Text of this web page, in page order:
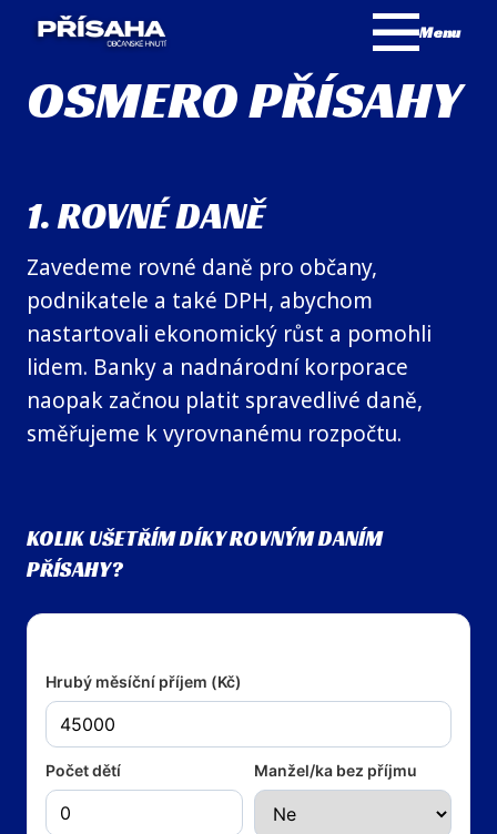
Menu
OSMERO PŘÍSAHY
1. ROVNÉ DANĚ
Zavedeme rovné daně pro občany,
podnikatele a také DPH, abychom
nastartovali ekonomický růst a pomohli
lidem. Banky a nadnárodní korporace
naopak začnou platit spravedlivé daně,
směřujeme k vyrovnanému rozpočtu.
KOLIK UŠETŘÍM DÍKY ROVNÝM DANÍM
PŘÍSAHY?
Hrubý měsíční příjem (Kč)
Počet dětí Manžel/ka bez příjmu